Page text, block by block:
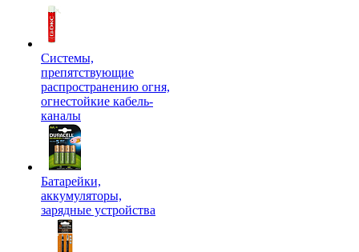
Системы,
препятствующие
распространению огня,
огнестойкие кабель-
каналы
Батарейки,
аккумуляторы,
зарядные устройства